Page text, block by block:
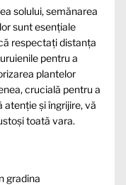
solului, semănarea
sunt esențiale
respectați distanța
pentru a
plantelor
crucială pentru a
atenție și îngrijire, vă
toată vara.
gradina